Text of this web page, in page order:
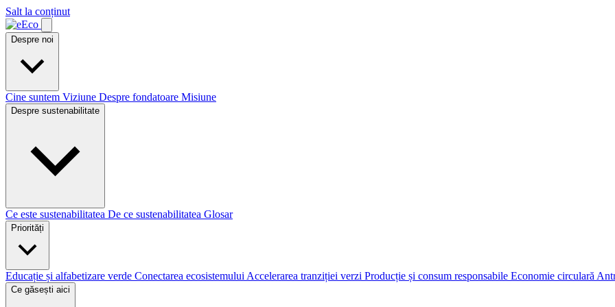
Salt la conținut
Despre noi
Cine suntem Viziune Despre fondatoare Misiune
Despre sustenabilitate
Ce este sustenabilitatea De ce sustenabilitatea Glosar
Priorități
Educație și alfabetizare verde Conectarea ecosistemului Accelerarea tranziției verzi Producție și consum responsabile Economie circulară
Ce găsești aici